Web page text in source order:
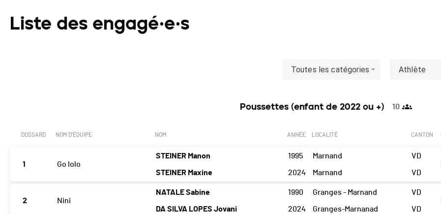
Liste des engagé·e·s
Toutes les catégories Athlète
Poussettes (enfant de 2022 ou +) 10
DOSSARD NOM D'ÉQUIPE NOM ANNÉE LOCALITÉ CANTON
1 Go lolo
STEINER Manon
STEINER Maxine
1995
2024
Marnand
Marnand
VD
VD
2 Nini
NATALE Sabine
DA SILVA LOPES Jovani
1990
2024
Granges - Marnand
Granges-Marnanad
VD
VD